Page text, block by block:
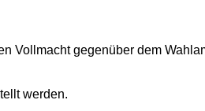
Vollmacht gegenüber dem
werden.